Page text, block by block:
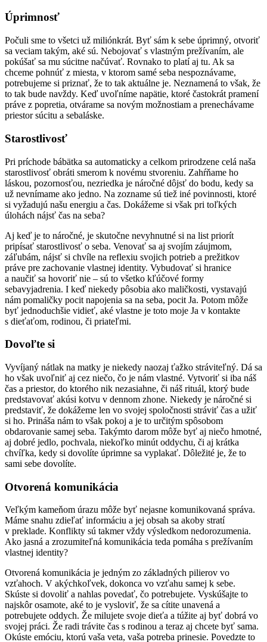
Úprimnosť
Počuli sme to všetci už miliónkrát. Byť sám k sebe úprimný, otvoriť
sa veciam takým, aké sú. Nebojovať s vlastným prežívaním, ale
pokúšať sa mu súcitne načúvať. Rovnako to platí aj tu. Ak sa
chceme pohnúť z miesta, v ktorom samé seba nespoznávame,
potrebujeme si priznať, že to tak aktuálne je. Neznamená to však, že
to tak bude navždy. Keď uvoľníme napätie, ktoré častokrát pramení
práve z popretia, otvárame sa novým možnostiam a prenechávame
priestor súcitu a sebaláske.
Starostlivosť
Pri príchode bábätka sa automaticky a celkom prirodzene celá naša
starostlivosť obráti smerom k novému stvoreniu. Zahŕňame ho
láskou, pozornosťou, nezriedka je náročné dôjsť do bodu, kedy sa
už nevnímame ako jedno. Na zozname sú tiež iné povinnosti, ktoré
si vyžadujú našu energiu a čas. Dokážeme si však pri toľkých
úlohách nájsť čas na seba?
Aj keď je to náročné, je skutočne nevyhnutné si na list priorít
pripísať starostlivosť o seba. Venovať sa aj svojím záujmom,
záľubám, nájsť si chvíle na reflexiu svojich potrieb a prežitkov
práve pre zachovanie vlastnej identity. Vybudovať si hranice
a naučiť sa hovoriť nie – sú to všetko kľúčové formy
sebavyjadrenia. I keď niekedy pôsobia ako maličkosti, vystavajú
nám pomaličky pocit napojenia sa na seba, pocit Ja. Potom môže
byť jednoduchšie vidieť, aké vlastne je toto moje Ja v kontakte
s dieťaťom, rodinou, či priateľmi.
Dovoľte si
Vyvíjaný nátlak na matky je niekedy naozaj ťažko stráviteľný. Dá sa
ho však uvoľniť aj cez niečo, čo je nám vlastné. Vytvoriť si iba náš
čas a priestor, do ktorého nik nezasiahne, či náš rituál, ktorý bude
predstavovať akúsi kotvu v dennom zhone. Niekedy je náročné si
predstaviť, že dokážeme len vo svojej spoločnosti stráviť čas a užiť
si ho. Prináša nám to však pokoj a je to určitým spôsobom
obdarovanie samej seba. Takýmto darom môže byť aj niečo hmotné,
aj dobré jedlo, pochvala, niekoľko minút oddychu, či aj krátka
chvíľka, kedy si dovolíte úprimne sa vyplakať. Dôležité je, že to
sami sebe dovolíte.
Otvorená komunikácia
Veľkým kameňom úrazu môže byť nejasne komunikovaná správa.
Máme snahu zdieľať informáciu a jej obsah sa akoby stratí
v preklade. Konflikty sú takmer vždy výsledkom nedorozumenia.
Ako jasná a zrozumiteľná komunikácia teda pomáha s prežívaním
vlastnej identity?
Otvorená komunikácia je jedným zo základných pilierov vo
vzťahoch. V akýchkoľvek, dokonca vo vzťahu samej k sebe.
Skúste si dovoliť a nahlas povedať, čo potrebujete. Vyskúšajte to
najskôr osamote, aké to je vysloviť, že sa cítite unavená a
potrebujete oddych. Že milujete svoje dieťa a túžite aj byť dobrá vo
svojej práci. Že radi trávite čas s rodinou a teraz aj chcete byť sama.
Okúste emóciu, ktorú vaša veta, vaša potreba prinesie. Povedzte to